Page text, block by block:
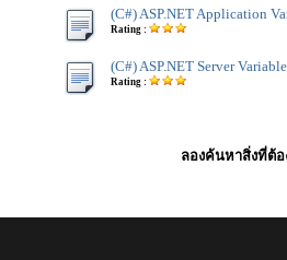
(C#) ASP.NET Application
Rating :
(C#) ASP.NET Server
Rating :
ลองค้นหาสิ่งที่ต้อ